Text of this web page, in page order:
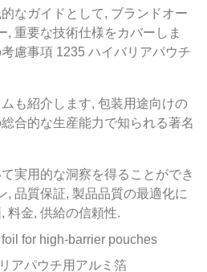
なガイドとして, ブランドオー
, 重要な技術仕様をカバーしま
慮事項 1235 ハイバリアパウチ
も紹介します, 包装用途向けの
合的な生産能力で知られる著名
実用的な洞察を得ることができ
, 品質保証, 製品品質の最適化に
料金, 供給の信頼性.
アパウチ用アルミ箔